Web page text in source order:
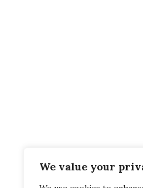
We value your